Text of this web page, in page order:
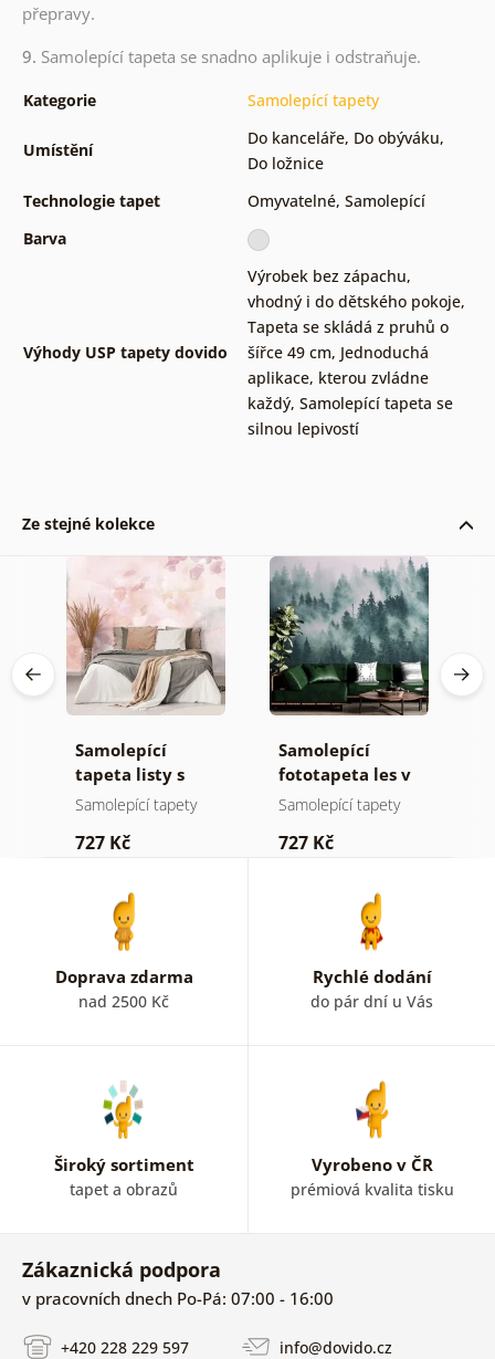
přepravy.
9. Samolepící tapeta se snadno aplikuje i odstraňuje.
Kategorie Samolepící tapety
Umístění
Do kanceláře, Do obýváku,
Do ložnice
Technologie tapet
Omyvatelné, Samolepící
Barva
Výhody USP tapety dovido
Výrobek bez zápachu,
vhodný i do dětského pokoje,
Tapeta se skládá z pruhů o
šířce 49 cm, Jednoduchá
aplikace, kterou zvládne
každý, Samolepící tapeta se
silnou lepivostí
Ze stejné kolekce
Samolepící
tapeta listy s
pastelovým
Samolepící tapety
727 Kč
Samolepící
fototapeta les v
mlze
Samolepící tapety
727 Kč
Doprava zdarma
nad 2500 Kč
Rychlé dodání
do pár dní u Vás
Široký sortiment
tapet a obrazů
Vyrobeno v ČR
prémiová kvalita tisku
Zákaznická podpora
v pracovních dnech Po-Pá: 07:00 - 16:00
+420 228 229 597 info@dovido.cz